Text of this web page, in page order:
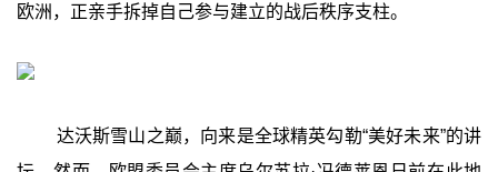
欧洲，正亲手拆掉自己参与建立的战后秩序支柱。
达沃斯雪山之巅，向来是全球精英勾勒“美好未来”的讲